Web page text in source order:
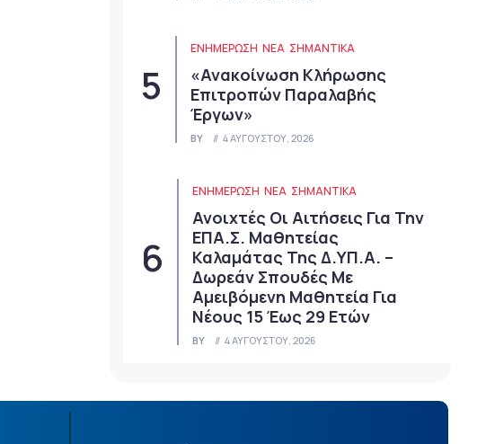
ΕΝΗΜΕΡΩΣΗ ΝΈΑ ΣΗΜΑΝΤΙΚΆ
«Ανακοίνωση Κλήρωσης
Επιτροπών Παραλαβής
Έργων»
BY 4 ΑΥΓΟΎΣΤΟΥ, 2026
ΕΝΗΜΕΡΩΣΗ ΝΈΑ ΣΗΜΑΝΤΙΚΆ
Ανοιχτές Οι Αιτήσεις Για Την
ΕΠΑ.Σ. Μαθητείας
Καλαμάτας Της Δ.ΥΠ.Α. –
Δωρεάν Σπουδές Με
Αμειβόμενη Μαθητεία Για
Νέους 15 Έως 29 Ετών
BY 4 ΑΥΓΟΎΣΤΟΥ, 2026